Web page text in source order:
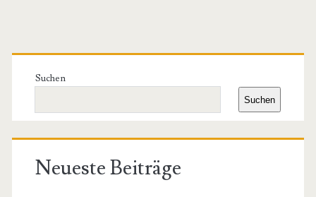
Primäre
Seitenleiste
Suchen
Suchen
Neueste Beiträge